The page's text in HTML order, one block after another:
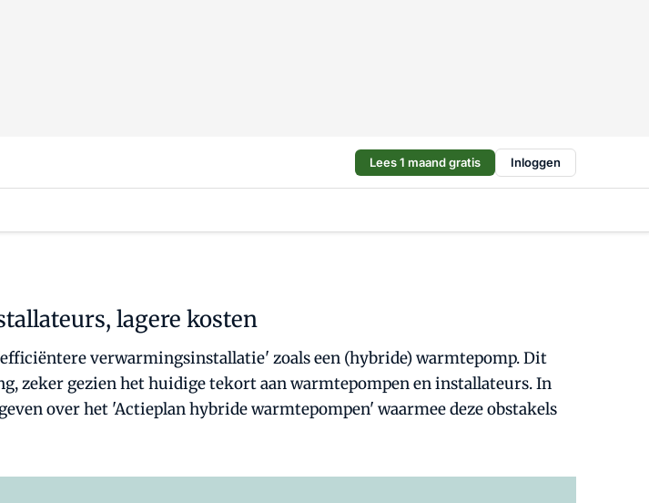
Lees 1 maand gratis Inloggen
lagere kosten
verwarmingsinstallatie' zoals een (hybride) warmtepomp. Dit
zeker gezien het huidige tekort aan warmtepompen en installateurs. In
over het 'Actieplan hybride warmtepompen' waarmee deze obstakels